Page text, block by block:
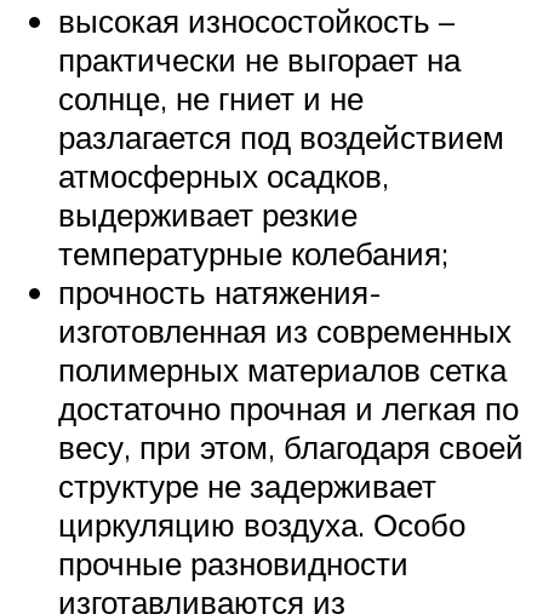
высокая износостойкость –
практически не выгорает на
солнце, не гниет и не
разлагается под воздействием
атмосферных осадков,
выдерживает резкие
температурные колебания;
прочность натяжения-
изготовленная из современных
полимерных материалов сетка
достаточно прочная и легкая по
весу, при этом, благодаря своей
структуре не задерживает
циркуляцию воздуха. Особо
прочные разновидности
изготавливаются из